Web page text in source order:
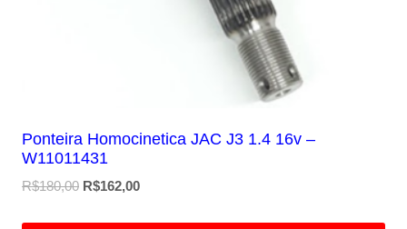
Ponteira Homocinetica JAC J3 1.4 16v –
W11011431
R$180,00 O
R$162,00O